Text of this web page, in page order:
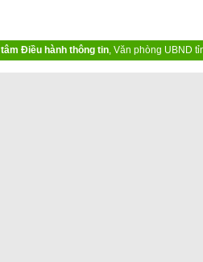
Điều hành thông tin, Văn phòng UBND